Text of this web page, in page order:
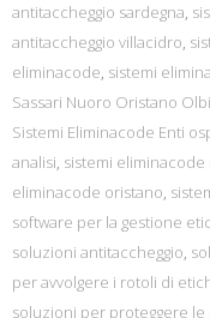
antitaccheggio sardegna,
antitaccheggio villacidro,
eliminacode, sistemi
Sassari Nuoro Oristano
Sistemi Eliminacode Enti
analisi, sistemi
eliminacode oristano,
software per la gestione
soluzioni antitaccheggio,
per avvolgere i rotoli di
soluzioni per proteggere le